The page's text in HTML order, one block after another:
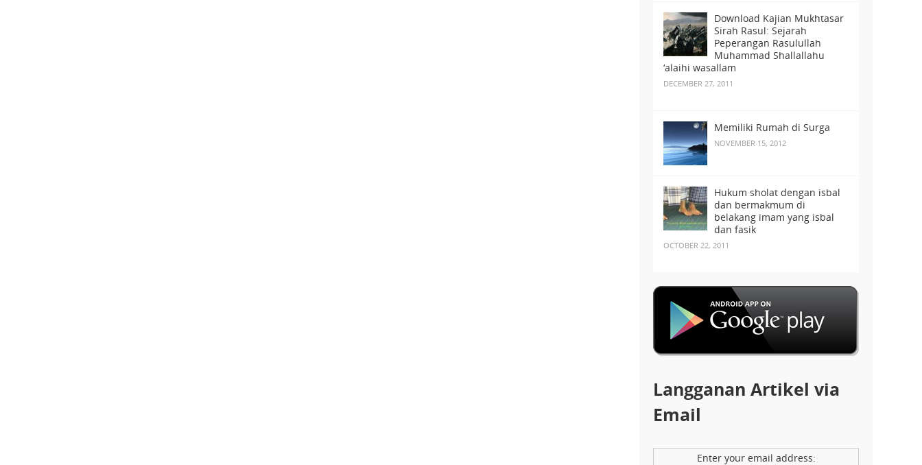
Download Kajian Mukhtasar
Sirah Rasul: Sejarah
Peperangan Rasulullah
Muhammad Shallallahu
‘alaihi wasallam
DECEMBER 27, 2011
Memiliki Rumah di Surga
NOVEMBER 15, 2012
Hukum sholat dengan isbal
dan bermakmum di
belakang imam yang isbal
dan fasik
OCTOBER 22, 2011
Langganan Artikel via
Email
Enter your email address: